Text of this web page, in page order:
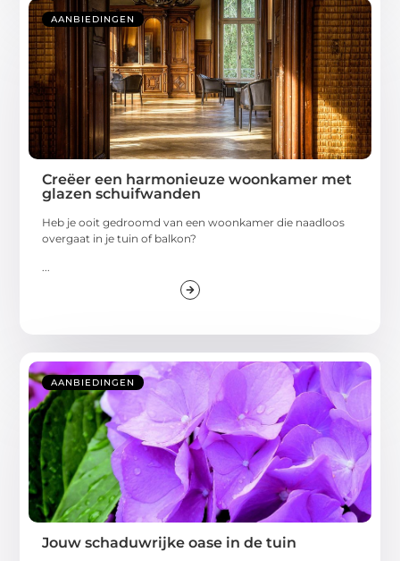
AANBIEDINGEN
Creëer een harmonieuze woonkamer met
glazen schuifwanden
Heb je ooit gedroomd van een woonkamer die naadloos
overgaat in je tuin of balkon?
...
AANBIEDINGEN
Jouw schaduwrijke oase in de tuin